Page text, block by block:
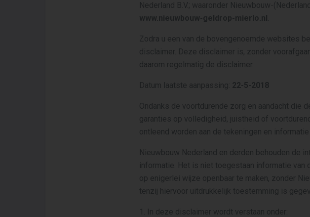
Nederland B.V.; waaronder Nieuwbouw-
www.nieuwbouw-geldrop-mierlo.nl
Zodra u een van de bovengenoemde websites
disclaimer. Deze disclaimer is, zonder
daarom regelmatig de disclaimer.
Datum laatste aanpassing: 22-5-2018
Ondanks de voortdurende zorg en aandacht die
garanties op volledigheid, juistheid of
ontleend worden aan de tekeningen en
Nieuwbouw Nederland en derden behouden de
informatie. Het is niet toegestaan informatie
op enigerlei wijze openbaar te maken, zonder
tenzij hiervoor uitdrukkelijk toestemming is
1. In deze disclaimer wordt verstaan onder: